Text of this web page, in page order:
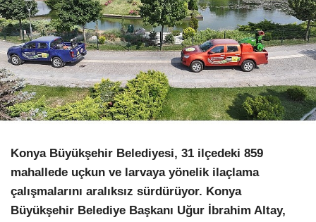
Instagram
Youtube
Pinterest
Dribbble
LinkedIn
Konya Büyükşehir Belediyesi, 31 ilçedeki 859
mahallede uçkun ve larvaya yönelik ilaçlama
çalışmalarını aralıksız sürdürüyor. Konya
Büyükşehir Belediye Başkanı Uğur İbrahim Altay,